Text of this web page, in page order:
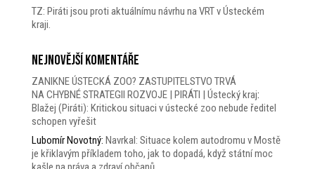
TZ: Piráti jsou proti aktuálnímu návrhu na VRT v Ústeckém
kraji.
Nejnovější komentáře
ZANIKNE ÚSTECKÁ ZOO? ZASTUPITELSTVO TRVÁ
NA CHYBNÉ STRATEGII ROZVOJE | PIRÁTI | Ústecký kraj:
Blažej (Piráti): Kritickou situaci v ústecké zoo nebude ředitel
schopen vyřešit
Lubomír Novotný: Navrkal: Situace kolem autodromu v Mostě
je křiklavým příkladem toho, jak to dopadá, když státní moc